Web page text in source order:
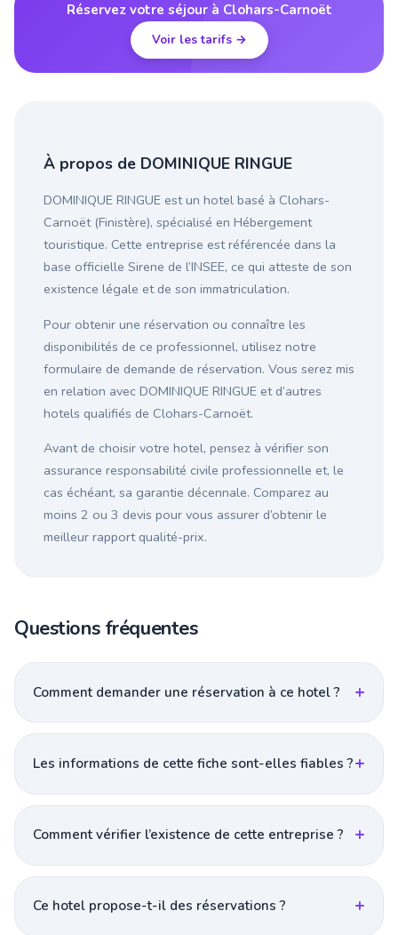
Réservez votre séjour à Clohars-Carnoët
Voir les tarifs →
À propos de DOMINIQUE RINGUE
DOMINIQUE RINGUE est un hotel basé à Clohars-
Carnoët (Finistère), spécialisé en Hébergement
touristique. Cette entreprise est référencée dans la
base officielle Sirene de l’INSEE, ce qui atteste de son
existence légale et de son immatriculation.
Pour obtenir une réservation ou connaître les
disponibilités de ce professionnel, utilisez notre
formulaire de demande de réservation. Vous serez mis
en relation avec DOMINIQUE RINGUE et d’autres
hotels qualifiés de Clohars-Carnoët.
Avant de choisir votre hotel, pensez à vérifier son
assurance responsabilité civile professionnelle et, le
cas échéant, sa garantie décennale. Comparez au
moins 2 ou 3 devis pour vous assurer d’obtenir le
meilleur rapport qualité-prix.
Questions fréquentes
Comment demander une réservation à ce hotel ?
Les informations de cette fiche sont-elles fiables ?
Comment vérifier l’existence de cette entreprise ?
Ce hotel propose-t-il des réservations ?